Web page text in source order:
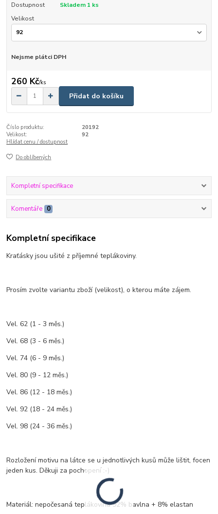
Dostupnost
Skladem 1 ks
Velikost
Nejsme plátci DPH
260 Kč/ks
Přidat do košíku
Číslo produktu:
20192
Velikost:
92
Hlídat cenu / dostupnost
Do oblíbených
Kompletní specifikace
Komentáře 0
Kompletní specifikace
Kraťásky jsou ušité z příjemné teplákoviny.
Prosím zvolte variantu zboží (velikost), o kterou máte zájem.
Vel. 62 (1 - 3 měs.)
Vel. 68 (3 - 6 měs.)
Vel. 74 (6 - 9 měs.)
Vel. 80 (9 - 12 měs.)
Vel. 86 (12 - 18 měs.)
Vel. 92 (18 - 24 měs.)
Vel. 98 (24 - 36 měs.)
Rozložení motivu na látce se u jednotlivých kusů může lištit, focen
jeden kus. Děkuji za pochopení :-)
Materiál: nepočesaná teplákovina 92% bavlna + 8% elastan